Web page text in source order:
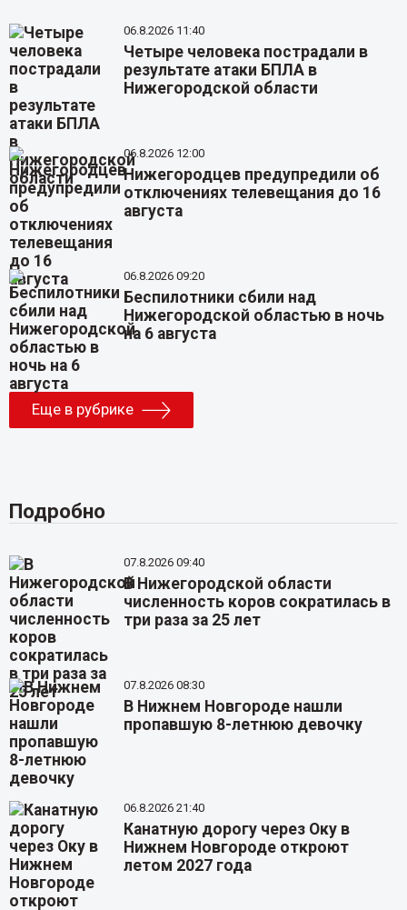
06.8.2026 11:40
Четыре человека пострадали в
результате атаки БПЛА в
Нижегородской области
06.8.2026 12:00
Нижегородцев предупредили об
отключениях телевещания до 16
августа
06.8.2026 09:20
Беспилотники сбили над
Нижегородской областью в ночь
на 6 августа
Еще в рубрике
Подробно
07.8.2026 09:40
В Нижегородской области
численность коров сократилась в
три раза за 25 лет
07.8.2026 08:30
В Нижнем Новгороде нашли
пропавшую 8-летнюю девочку
06.8.2026 21:40
Канатную дорогу через Оку в
Нижнем Новгороде откроют
летом 2027 года